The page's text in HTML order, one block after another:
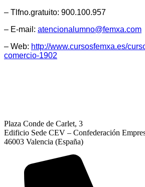
– Tlfno.gratuito: 900.100.957
– E-mail: atencionalumno@femxa.com
– Web: http://www.cursosfemxa.es/
comercio-1902
Plaza Conde de Carlet, 3
Edificio Sede CEV – Confederación
46003 Valencia (España)